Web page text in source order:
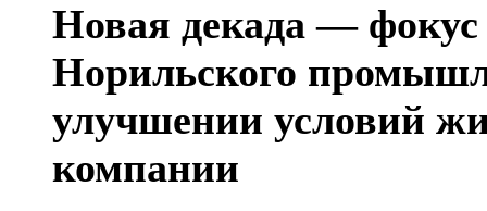
Новая декада — фокус
Норильского
улучшении условий
компании